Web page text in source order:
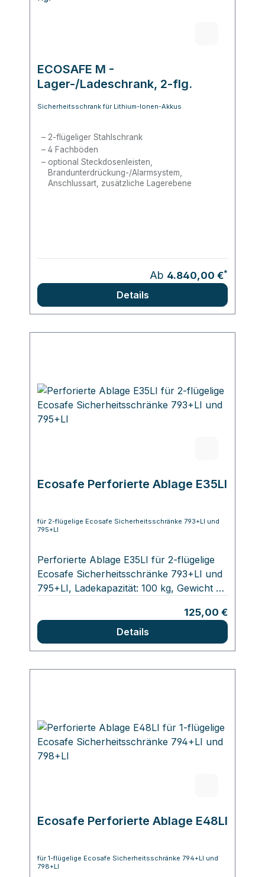
ECOSAFE M -
Lager-/Ladeschrank, 2-flg.
Sicherheitsschrank für Lithium-Ionen-Akkus
2-flügeliger Stahlschrank
4 Fachböden
optional Steckdosenleisten,
Brandunterdrückung-/Alarmsystem,
Anschlussart, zusätzliche Lagerebene
Ab 4.840,00 €*
Details
Ecosafe Perforierte Ablage E35LI
für 2-flügelige Ecosafe Sicherheitsschränke 793+LI und
795+LI
Perforierte Ablage E35LI für 2-flügelige
Ecosafe Sicherheitsschränke 793+LI und
795+LI, Ladekapazität: 100 kg, Gewicht 7
Regulärer Preis:
125,00 €
Details
Ecosafe Perforierte Ablage E48LI
für 1-flügelige Ecosafe Sicherheitsschränke 794+LI und
798+LI